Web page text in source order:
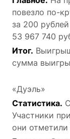
повезло по-
за 200
53 967 740
Итог.
сумма
«Дуэль»
Статистика.
Участники
они